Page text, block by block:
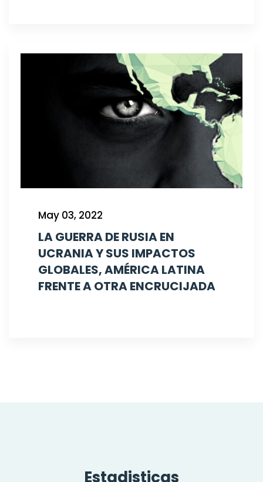
May 03, 2022
LA GUERRA DE RUSIA EN
UCRANIA Y SUS IMPACTOS
GLOBALES, AMÉRICA LATINA
FRENTE A OTRA ENCRUCIJADA
Estadisticas